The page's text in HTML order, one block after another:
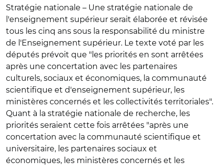
Stratégie nationale – Une stratégie nationale de
l'enseignement supérieur serait élaborée et révisée
tous les cinq ans sous la responsabilité du ministre
de l'Enseignement supérieur. Le texte voté par les
députés prévoit que "les priorités en sont arrêtées
après une concertation avec les partenaires
culturels, sociaux et économiques, la communauté
scientifique et d'enseignement supérieur, les
ministères concernés et les collectivités territoriales".
Quant à la stratégie nationale de recherche, les
priorités seraient cette fois arrêtées "après une
concertation avec la communauté scientifique et
universitaire, les partenaires sociaux et
économiques, les ministères concernés et les